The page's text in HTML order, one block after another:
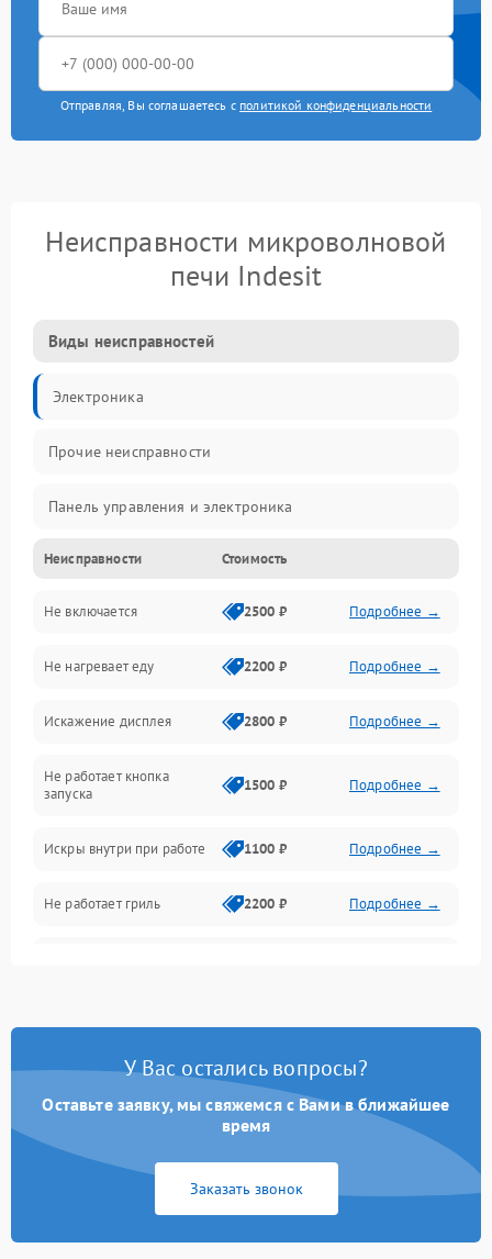
Отправляя, Вы соглашаетесь с политикой конфиденциальности
Неисправности микроволновой
печи Indesit
Виды неисправностей
Электроника
Прочие неисправности
Панель управления и электроника
Дверца и корпус
Механика и внутренние элементы
Механические повреждения
Питание и запуск
Нагрев и приготовление
Программное обеспечение
Неисправности Стоимость
Не включается 2500 ₽ Подробнее →
Не нагревает еду 2200 ₽ Подробнее →
Искажение дисплея 2800 ₽ Подробнее →
Не работает кнопка
запуска
1500 ₽ Подробнее →
Искры внутри при работе 1100 ₽ Подробнее →
Не работает гриль 2200 ₽ Подробнее →
Появление запаха гари 2400 ₽ Подробнее →
Проблемы с вентилятором 2000 ₽
Поломка системы
охлаждения
Подробнее →
Не работают сенсорные
У Вас остались вопросы?
Оставьте заявку, мы свяжемся с Вами в ближайшее
время
Заказать звонок